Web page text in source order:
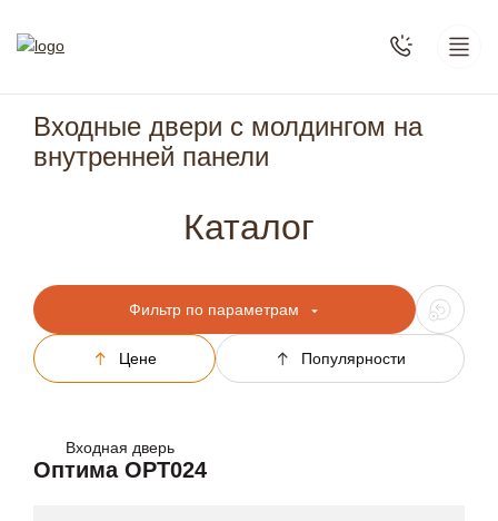
Входные двери с молдингом на
внутренней панели
Каталог
Фильтр по параметрам
Цене Популярности
Входная дверь
Оптима OPT024